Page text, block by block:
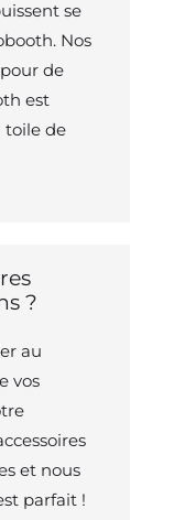
se
Nos
de
est
toile de
?
au
vos
et nous
parfait !